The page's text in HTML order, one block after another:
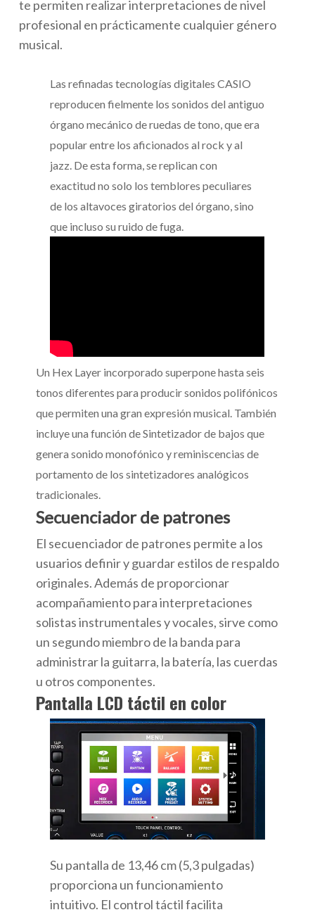
te permiten realizar interpretaciones de nivel
profesional en prácticamente cualquier género
musical.
Las refinadas tecnologías digitales CASIO
reproducen fielmente los sonidos del antiguo
órgano mecánico de ruedas de tono, que era
popular entre los aficionados al rock y al
jazz. De esta forma, se replican con
exactitud no solo los temblores peculiares
de los altavoces giratorios del órgano, sino
que incluso su ruido de fuga.
Un Hex Layer incorporado superpone hasta seis
tonos diferentes para producir sonidos polifónicos
que permiten una gran expresión musical. También
incluye una función de Sintetizador de bajos que
genera sonido monofónico y reminiscencias de
portamento de los sintetizadores analógicos
tradicionales.
Secuenciador de patrones
El secuenciador de patrones permite a los
usuarios definir y guardar estilos de respaldo
originales. Además de proporcionar
acompañamiento para interpretaciones
solistas instrumentales y vocales, sirve como
un segundo miembro de la banda para
administrar la guitarra, la batería, las cuerdas
u otros componentes.
Pantalla LCD táctil en color
Su pantalla de 13,46 cm (5,3 pulgadas)
proporciona un funcionamiento
intuitivo. El control táctil facilita